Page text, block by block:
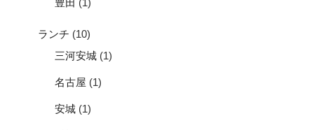
豊田 (1)
ランチ (10)
三河安城 (1)
名古屋 (1)
安城 (1)